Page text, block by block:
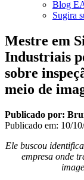
Blog
Sugira
Mestre em
Industriais
sobre
meio de
Publicado por:
Publicado em: 10/
Ele buscou
empresa onde